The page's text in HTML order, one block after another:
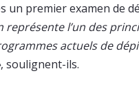
un premier examen de
représente l’un des
actuels de
, soulignent-ils.